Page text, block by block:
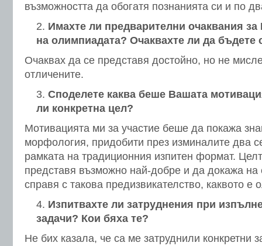
възможността да обогатя познанията си и по
Имахте ли предварителни очаквания
на олимпиадата? Очаквахте ли да бъдете
Очаквах да се представя достойно, но не
отличените.
Споделете каква беше Вашата
ли конкретна цел?
Мотивацията ми за участие беше да покажа
морфология, придобити през изминалите два
рамката на традиционния изпитен формат.
представя възможно най-добре и да докажа на
справя с такова предизвикателство, каквото е
Изпитвахте ли затруднения при
задачи? Кои бяха те?
Не бих казала, че са ме затруднили конкретни